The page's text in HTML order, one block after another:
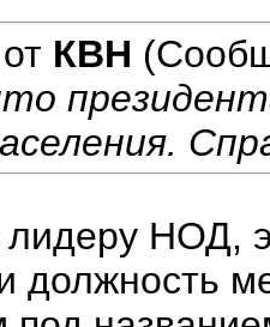
КВН
НОД,
должность